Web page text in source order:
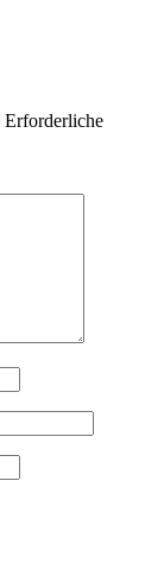
Erforderliche